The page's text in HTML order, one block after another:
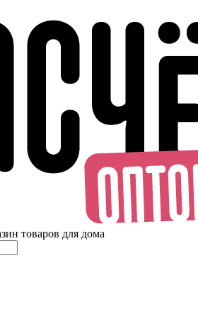
товаров для дома